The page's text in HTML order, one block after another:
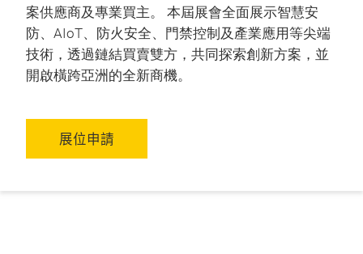
案供應商及專業買主。 本屆展會全面展示智慧安
防、AIoT、防火安全、門禁控制及產業應用等尖端
技術，透過鏈結買賣雙方，共同探索創新方案，並
開啟橫跨亞洲的全新商機。
展位申請